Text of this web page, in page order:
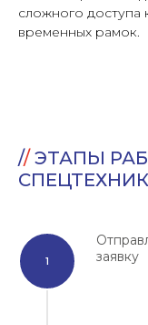
сложного доступа
временных рамок.
//ЭТАПЫ
заявку